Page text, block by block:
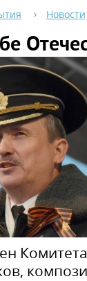
Новости